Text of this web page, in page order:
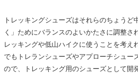
トレッキングシューズはそれらのちょうど
く」ためにバランスのよいかたさに調整さ
レッキングや低山ハイクに使うことを考え
でもトレランシューズやアプローチシュー
ので、トレッキング用のシューズとして開